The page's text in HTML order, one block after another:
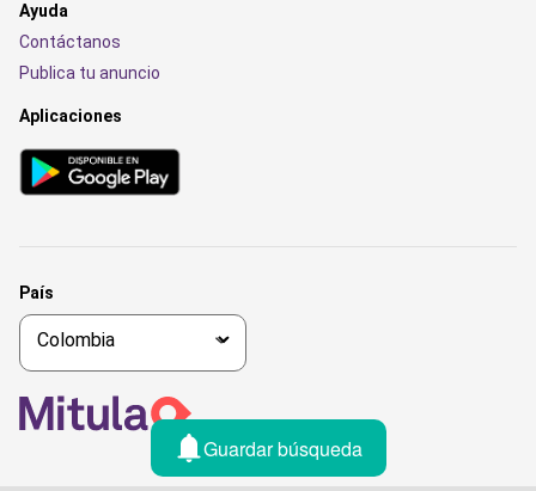
Guardar búsqueda
Ayuda
Contáctanos
Publica tu anuncio
Aplicaciones
País